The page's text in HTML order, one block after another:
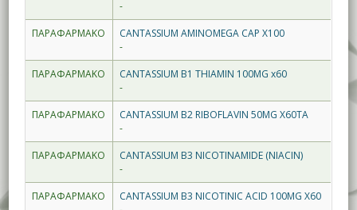
-
ΠΑΡΑΦΑΡΜΑΚΟ
CANTASSIUM AMINOMEGA CAP X100
-
ΠΑΡΑΦΑΡΜΑΚΟ
CANTASSIUM B1 THIAMIN 100MG x60
-
ΠΑΡΑΦΑΡΜΑΚΟ
CANTASSIUM B2 RIBOFLAVIN 50MG X60TA
-
ΠΑΡΑΦΑΡΜΑΚΟ
CANTASSIUM B3 NICOTINAMIDE (NIACIN)
-
ΠΑΡΑΦΑΡΜΑΚΟ
CANTASSIUM B3 NICOTINIC ACID 100MG X60